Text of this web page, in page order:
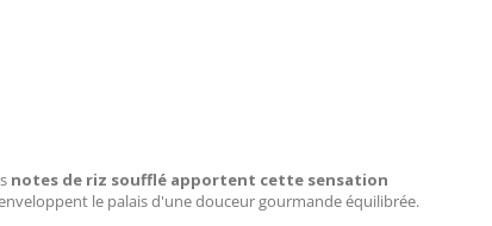
notes de riz soufflé apportent cette sensation
le palais d'une douceur gourmande équilibrée.